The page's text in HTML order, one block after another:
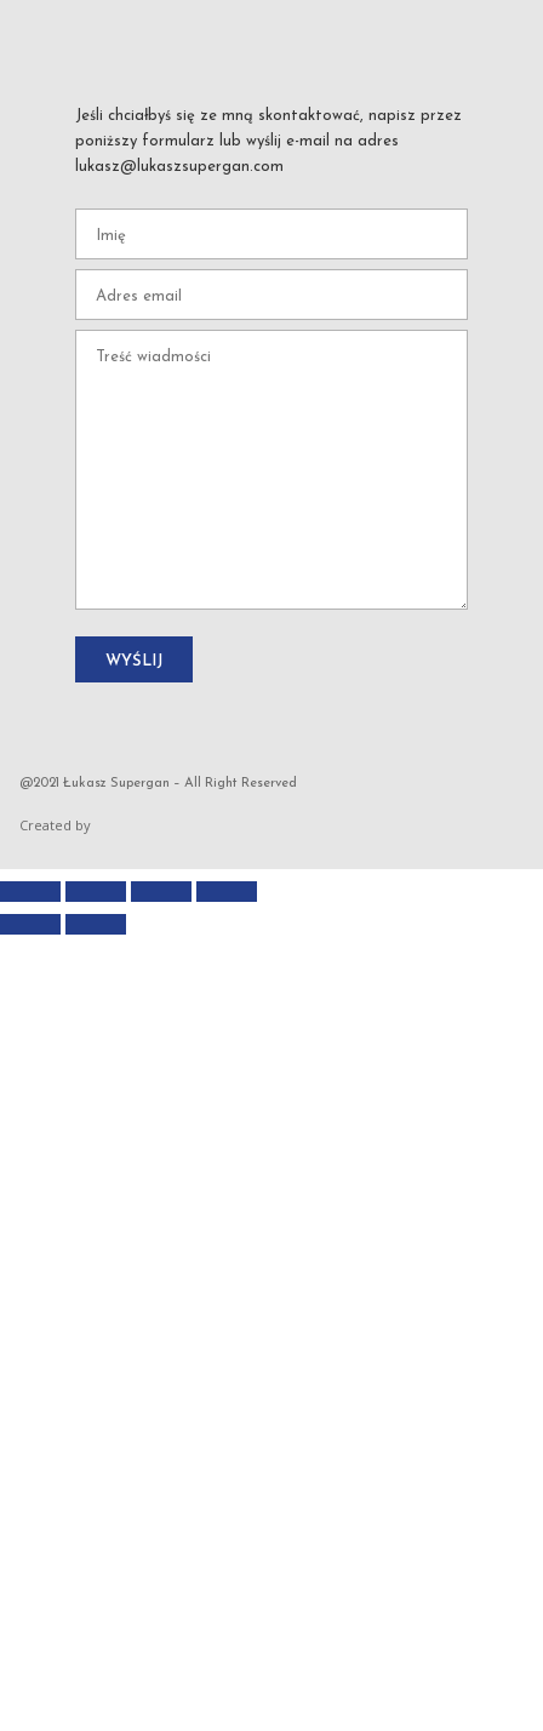
Jeśli chciałbyś się ze mną skontaktować, napisz przez
poniższy formularz lub wyślij e-mail na adres
lukasz@lukaszsupergan.com
@2021 Łukasz Supergan – All Right Reserved
Created by